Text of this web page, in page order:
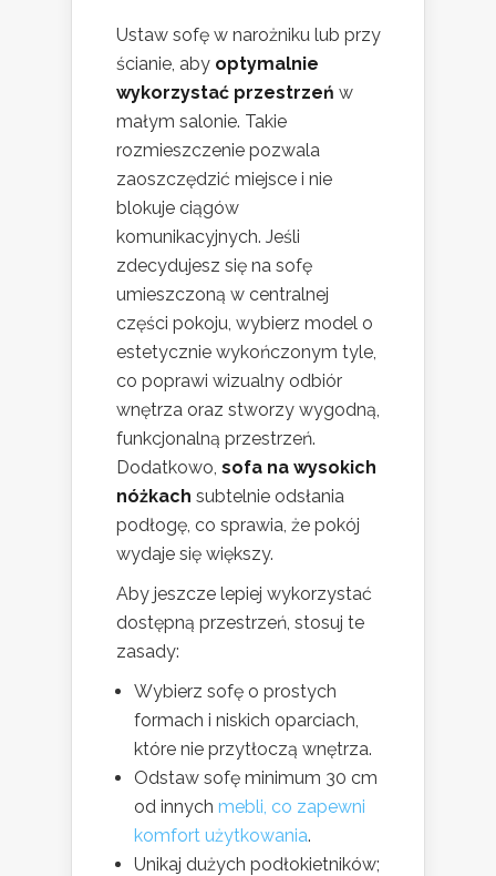
Ustaw sofę w narożniku lub przy
ścianie, aby optymalnie
wykorzystać przestrzeń w
małym salonie. Takie
rozmieszczenie pozwala
zaoszczędzić miejsce i nie
blokuje ciągów
komunikacyjnych. Jeśli
zdecydujesz się na sofę
umieszczoną w centralnej
części pokoju, wybierz model o
estetycznie wykończonym tyle,
co poprawi wizualny odbiór
wnętrza oraz stworzy wygodną,
funkcjonalną przestrzeń.
Dodatkowo, sofa na wysokich
nóżkach subtelnie odsłania
podłogę, co sprawia, że pokój
wydaje się większy.
Aby jeszcze lepiej wykorzystać
dostępną przestrzeń, stosuj te
zasady:
Wybierz sofę o prostych
formach i niskich oparciach,
które nie przytłoczą wnętrza.
Odstaw sofę minimum 30 cm
od innych mebli, co zapewni
komfort użytkowania.
Unikaj dużych podłokietników;